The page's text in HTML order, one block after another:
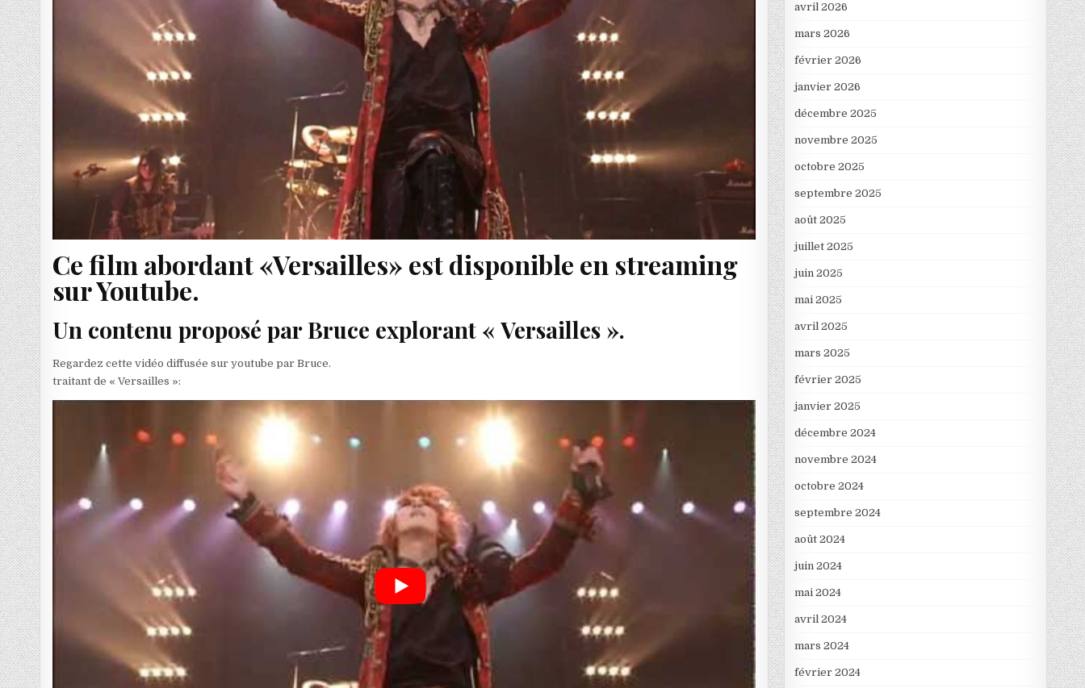
Ce film abordant «Versailles» est disponible en streaming
sur Youtube.
Un contenu proposé par Bruce explorant « Versailles ».
Regardez cette vidéo diffusée sur youtube par Bruce.
traitant de « Versailles »:
avril 2026
mars 2026
février 2026
janvier 2026
décembre 2025
novembre 2025
octobre 2025
septembre 2025
août 2025
juillet 2025
juin 2025
mai 2025
avril 2025
mars 2025
février 2025
janvier 2025
décembre 2024
novembre 2024
octobre 2024
septembre 2024
août 2024
juin 2024
mai 2024
avril 2024
mars 2024
février 2024